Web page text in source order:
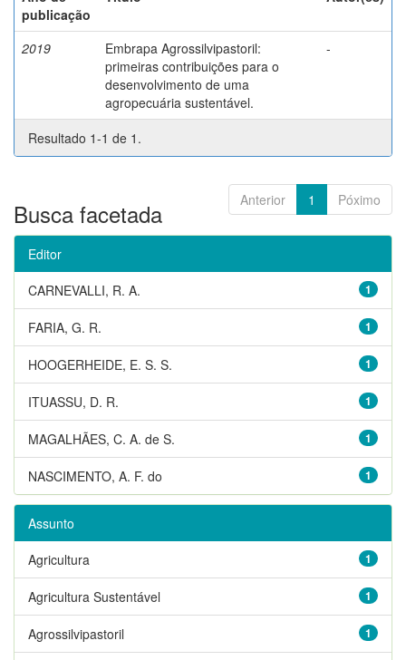
publicação
2019
Embrapa Agrossilvipastoril:
primeiras contribuições para o
desenvolvimento de uma
agropecuária sustentável.
-
Resultado 1-1 de 1.
Anterior 1 Póximo
Busca facetada
Editor
1
CARNEVALLI, R. A.
1
FARIA, G. R.
1
HOOGERHEIDE, E. S. S.
1
ITUASSU, D. R.
1
MAGALHÃES, C. A. de S.
1
NASCIMENTO, A. F. do
Assunto
1
Agricultura
1
Agricultura Sustentável
1
Agrossilvipastoril